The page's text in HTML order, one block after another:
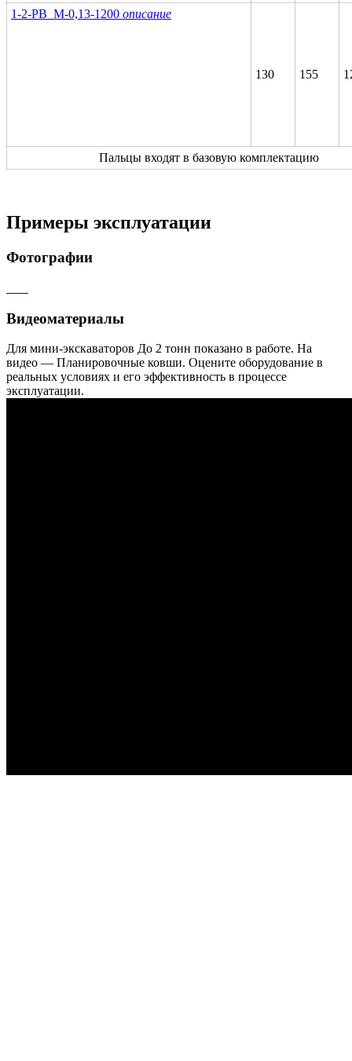
1-2-PB_M-0,13-1200 описание
130 155
Пальцы входят в базовую комплектацию
Примеры эксплуатации
Фотографии
Видеоматериалы
Для мини-экскаваторов До 2 тонн показано в работе. На
видео — Планировочные ковши. Оцените оборудование в
реальных условиях и его эффективность в процессе
эксплуатации.